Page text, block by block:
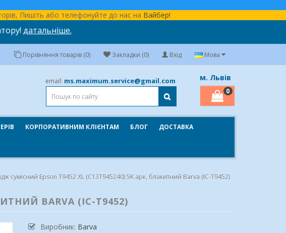
Пишіть або телефонуйте до нас на Вайбер!
датальніше.
Мова
Вхід
Закладки (0)
Порівняння товарів (0)
email: ms.maximum.service@gmail.com м. Львів
0
КОРПОРАТИВНИМ КЛІЄНТАМ БЛОГ ДОСТАВКА
сумісний Epson T9452 XL (C13T945240) 5K арк, блакитний Barva (IC-T9452)
BARVA (IC-T9452)
Виробник: Barva